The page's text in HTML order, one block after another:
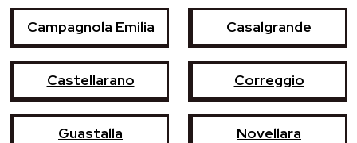
Campagnola Emilia Casalgrande
Castellarano Correggio
Guastalla Novellara